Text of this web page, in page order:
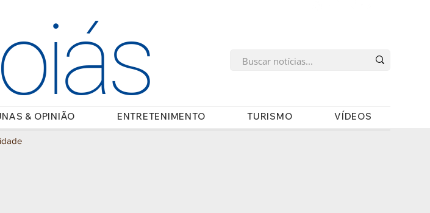
& OPINIÃO ENTRETENIMENTO TURISMO VÍDEOS